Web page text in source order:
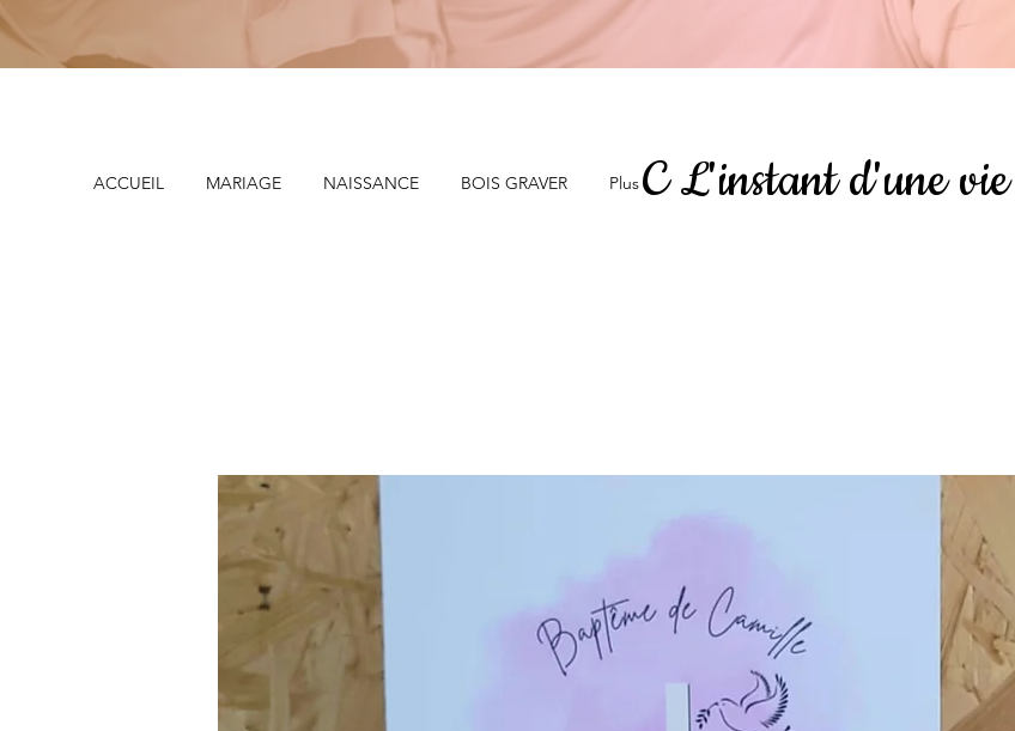
ACCUEIL MARIAGE NAISSANCE BOIS GRAVER PlusC L'instant d'une vie